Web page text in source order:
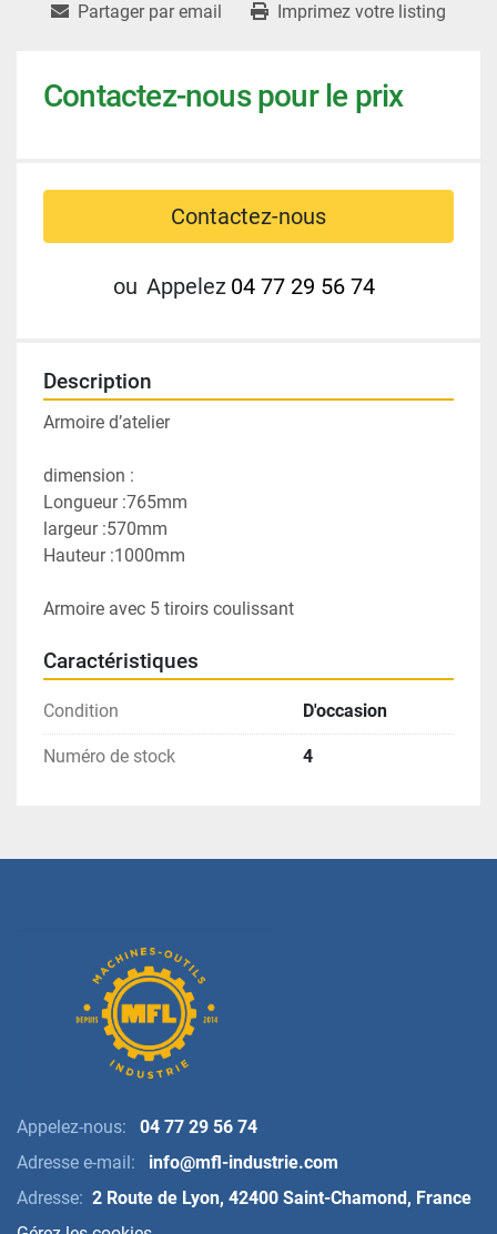
Partager par email Imprimez votre listing
Contactez-nous pour le prix
Contactez-nous
ou Appelez 04 77 29 56 74
Description
Armoire d’atelier
dimension :
Longueur :765mm
largeur :570mm
Hauteur :1000mm
Armoire avec 5 tiroirs coulissant
Caractéristiques
Condition D'occasion
Numéro de stock 4
Appelez-nous:
04 77 29 56 74
Adresse e-mail:
info@mfl-industrie.com
Adresse: 2 Route de Lyon, 42400 Saint-Chamond, France